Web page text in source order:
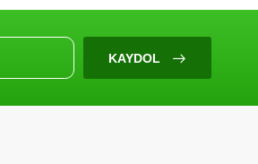
KAYDOL